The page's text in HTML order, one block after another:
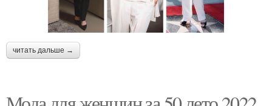
читать дальше →